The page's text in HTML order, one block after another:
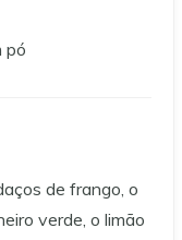
pó
de frango, o
verde, o limão